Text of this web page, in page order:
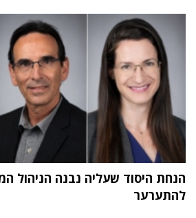
הנחת היסוד שעליה נבנה הניהול
להתערער